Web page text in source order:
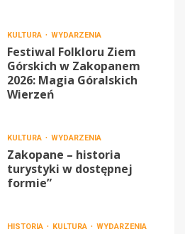
KULTURA WYDARZENIA
Festiwal Folkloru Ziem
Górskich w Zakopanem
2026: Magia Góralskich
Wierzeń
KULTURA WYDARZENIA
Zakopane – historia
turystyki w dostępnej
formie”
HISTORIA KULTURA WYDARZENIA